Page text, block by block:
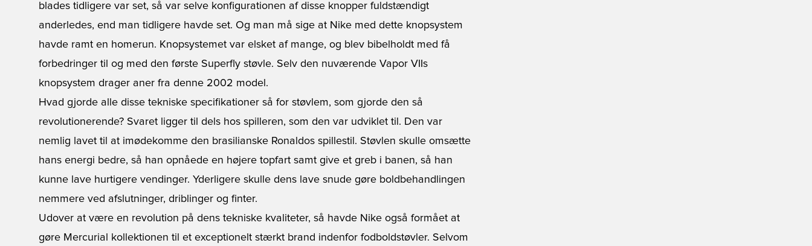
blades tidligere var set, så var selve konfigurationen af disse knopper fuldstændigt
anderledes, end man tidligere havde set. Og man må sige at Nike med dette knopsystem
havde ramt en homerun. Knopsystemet var elsket af mange, og blev bibelholdt med få
forbedringer til og med den første Superfly støvle. Selv den nuværende Vapor VIIs
knopsystem drager aner fra denne 2002 model.
Hvad gjorde alle disse tekniske specifikationer så for støvlem, som gjorde den så
revolutionerende? Svaret ligger til dels hos spilleren, som den var udviklet til. Den var
nemlig lavet til at imødekomme den brasilianske Ronaldos spillestil. Støvlen skulle omsætte
hans energi bedre, så han opnåede en højere topfart samt give et greb i banen, så han
kunne lave hurtigere vendinger. Yderligere skulle dens lave snude gøre boldbehandlingen
nemmere ved afslutninger, driblinger og finter.
Udover at være en revolution på dens tekniske kvaliteter, så havde Nike også formået at
gøre Mercurial kollektionen til et exceptionelt stærkt brand indenfor fodboldstøvler. Selvom